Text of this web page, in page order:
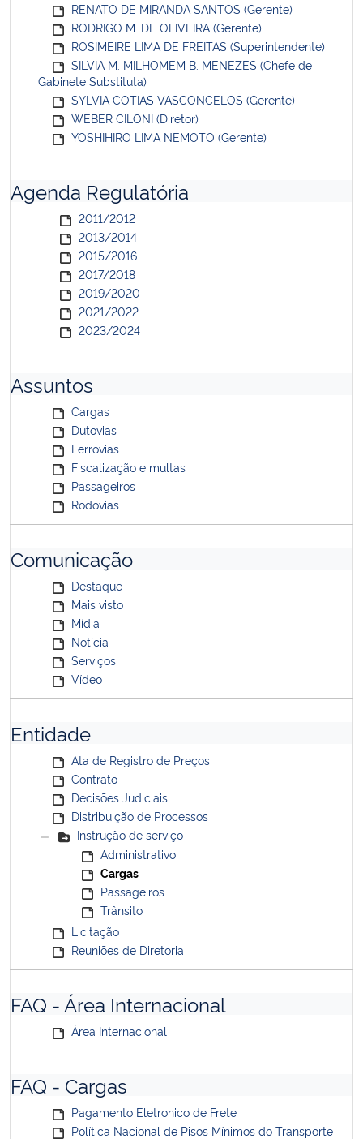
RENATO DE MIRANDA SANTOS (Gerente)
RODRIGO M. DE OLIVEIRA (Gerente)
ROSIMEIRE LIMA DE FREITAS (Superintendente)
SILVIA M. MILHOMEM B. MENEZES (Chefe de
Gabinete Substituta)
SYLVIA COTIAS VASCONCELOS (Gerente)
WEBER CILONI (Diretor)
YOSHIHIRO LIMA NEMOTO (Gerente)
Agenda Regulatória
2011/2012
2013/2014
2015/2016
2017/2018
2019/2020
2021/2022
2023/2024
Assuntos
Cargas
Dutovias
Ferrovias
Fiscalização e multas
Passageiros
Rodovias
Comunicação
Destaque
Mais visto
Mídia
Notícia
Serviços
Vídeo
Entidade
Ata de Registro de Preços
Contrato
Decisões Judiciais
Distribuição de Processos
Instrução de serviço
Administrativo
Cargas
Passageiros
Trânsito
Licitação
Reuniões de Diretoria
FAQ - Área Internacional
Área Internacional
FAQ - Cargas
Pagamento Eletronico de Frete
Política Nacional de Pisos Mínimos do Transporte